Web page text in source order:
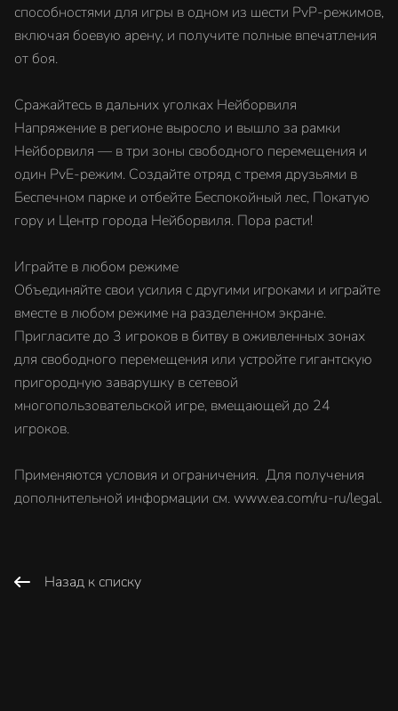
способностями для игры в одном из шести PvP-режимов,
включая боевую арену, и получите полные впечатления
от боя.
Сражайтесь в дальних уголках Нейборвиля
Напряжение в регионе выросло и вышло за рамки
Нейборвиля — в три зоны свободного перемещения и
один PvE-режим. Создайте отряд с тремя друзьями в
Беспечном парке и отбейте Беспокойный лес, Покатую
гору и Центр города Нейборвиля. Пора расти!
Играйте в любом режиме
Объединяйте свои усилия с другими игроками и играйте
вместе в любом режиме на разделенном экране.
Пригласите до 3 игроков в битву в оживленных зонах
для свободного перемещения или устройте гигантскую
пригородную заварушку в сетевой
многопользовательской игре, вмещающей до 24
игроков.
Применяются условия и ограничения. Для получения
дополнительной информации см. www.ea.com/ru-ru/legal.
Назад к списку